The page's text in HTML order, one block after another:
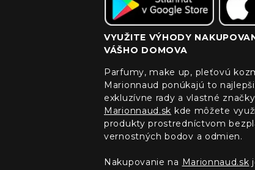
VYUŽITE VÝHODY
VÁŠHO DOMOVA
Parfumy, make up, pleťovú
Marionnaud ponúkajú to
exkluzívne rady a vlastné
Marionnaud.sk kde môžete
produkty prostredníctvom
vernostných bodov a odmien.
Nakupovanie na Marionnaud.sk